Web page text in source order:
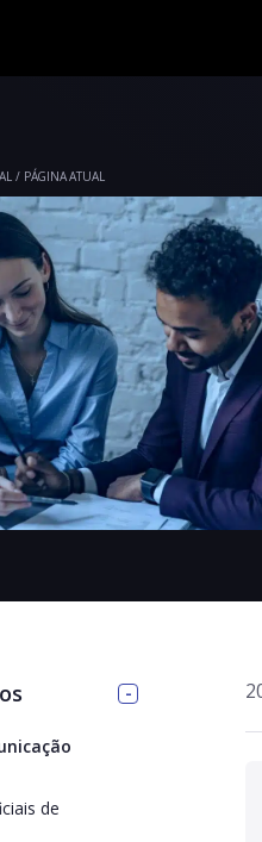
PÁGINA ATUAL
de